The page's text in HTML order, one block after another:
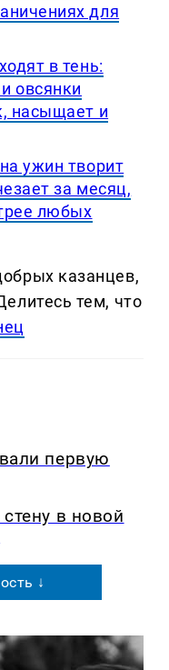
для
в тень:
овсянки
насыщает и
ужин творит
за месяц,
любых
казанцев,
тем, что
первую
в новой
↓